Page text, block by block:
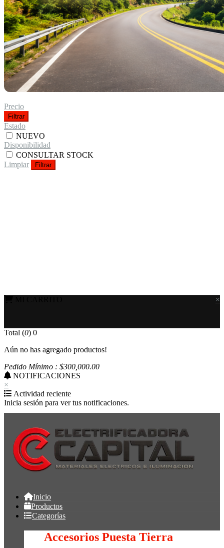
Precio
Filtrar
Estado
NUEVO
Disponibilidad
CONSULTAR STOCK
Limpiar
Filtrar
×
Total (0) 0
Aún no has agregado productos!
Pedido Mínimo : $300,000.00
NOTIFICACIONES
×
Actividad reciente
Inicia sesión para ver tus notificaciones.
Inicio
Productos
Categorías
Accesorios Puesta Tierra